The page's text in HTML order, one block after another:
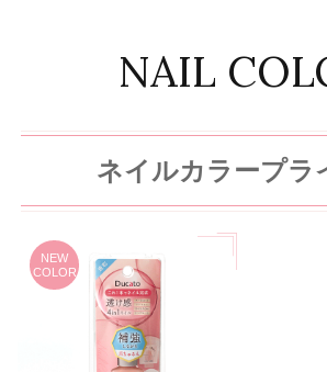
NAIL
ネイルカラープラ